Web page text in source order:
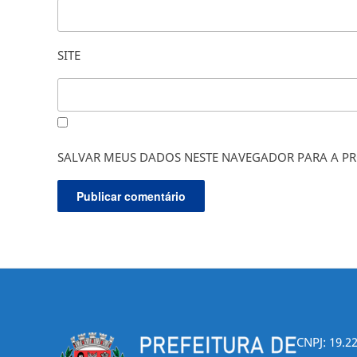
SITE
SALVAR MEUS DADOS NESTE NAVEGADOR PARA A
CNPJ: